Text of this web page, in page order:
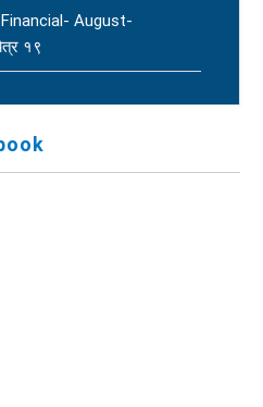
August-
१९
- २०७७ कार्तिक २३